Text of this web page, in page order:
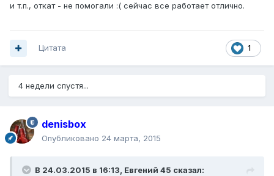
и т.п., откат - не помогали :( сейчас все работает отлично.
1
Цитата
4 недели спустя...
denisbox
Опубликовано 24 марта, 2015
В 24.03.2015 в 16:13, Евгений 45 сказал: